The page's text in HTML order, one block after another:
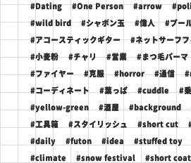
#Dating #One Person #arrow
#wild bird #シャボン玉 #偉人 #プー
#アコースティックギター #ネットサーフフ
#小麦粉 #チャリ #営業 #まつ毛パーマ
#ファイヤー #克服 #horror #通信
#コーディネート #葉っぱ #cuddle #
#yellow-green #酒屋 #background
#工具箱 #スタイリッシュ #short cut
#daily #futon #idea #stuffed toy
#climate #snow festival #short coat